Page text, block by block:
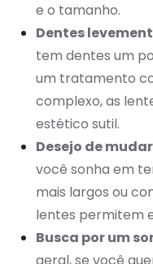
e o tamanho.
Dentes
tem dentes um
um tratamento
complexo, as
estético sutil.
Desejo de
você sonha em
mais largos ou
lentes permitem
Busca por um